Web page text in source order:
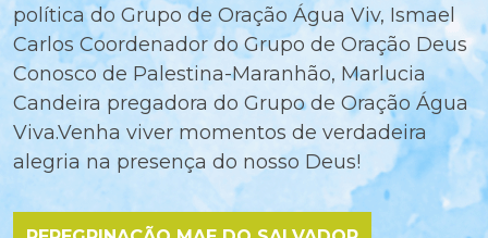
política do Grupo de Oração Água Viv, Ismael
Carlos Coordenador do Grupo de Oração Deus
Conosco de Palestina-Maranhão, Marlucia
Candeira pregadora do Grupo de Oração Água
Viva.Venha viver momentos de verdadeira
alegria na presença do nosso Deus!